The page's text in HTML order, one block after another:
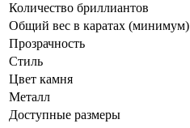
Количество бриллиантов
Общий вес в каратах (минимум)
Прозрачность
Стиль
Цвет камня
Металл
Доступные размеры